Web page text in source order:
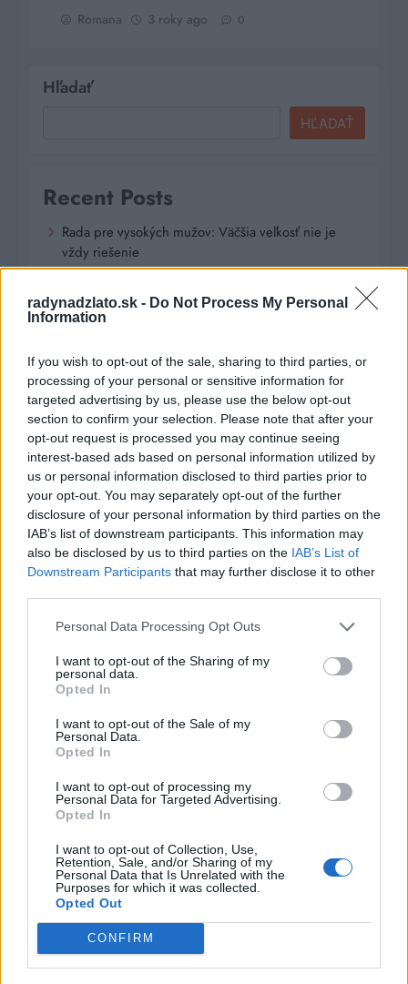
radynadzlato.sk - Do Not Process My Personal
Information
If you wish to opt-out of the sale, sharing to third parties, or
processing of your personal or sensitive information for
targeted advertising by us, please use the below opt-out
section to confirm your selection. Please note that after your
opt-out request is processed you may continue seeing
interest-based ads based on personal information utilized by
us or personal information disclosed to third parties prior to
your opt-out. You may separately opt-out of the further
disclosure of your personal information by third parties on the
IAB’s list of downstream participants. This information may
also be disclosed by us to third parties on the IAB’s List of
Downstream Participants that may further disclose it to other
Personal Data Processing Opt Outs
I want to opt-out of the Sharing of my
personal data.
Opted In
I want to opt-out of the Sale of my
Personal Data.
Opted In
I want to opt-out of processing my
Personal Data for Targeted Advertising.
Opted In
I want to opt-out of Collection, Use,
Retention, Sale, and/or Sharing of my
Personal Data that Is Unrelated with the
Purposes for which it was collected.
Opted Out
CONFIRM
Romana 3 roky ago 0
Hľadať
HĽADAŤ
Recent Posts
Rada pre vysokých mužov: Väčšia veľkosť nie je
vždy riešenie
krútiaci moment?
personalizovanej zľavy
Kúzlo optickej ilúzie: Ako si aj z jemných vlasov
vyčarovať bohatý účes
Ktoré chyby vás pri štarte e-shopu vyjdú zbytočne
draho?
Recent Comments
Žiadne komentáre na zobrazenie.
júl 2026
február 2026
január 2026
november 2025
január 2025
november 2024
október 2024